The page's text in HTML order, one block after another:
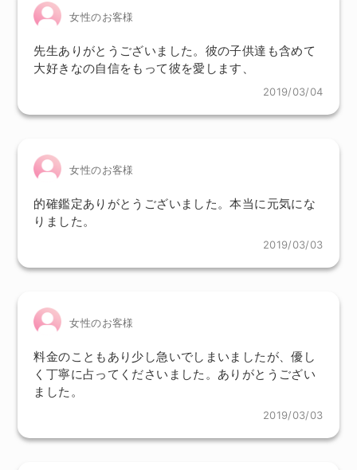
女性のお客様
先生ありがとうございました。彼の子供達も含めて
大好きなの自信をもって彼を愛します、
2019/03/04
女性のお客様
的確鑑定ありがとうございました。本当に元気にな
りました。
2019/03/03
女性のお客様
料金のこともあり少し急いでしまいましたが、優し
く丁寧に占ってくださいました。ありがとうござい
ました。
2019/03/03